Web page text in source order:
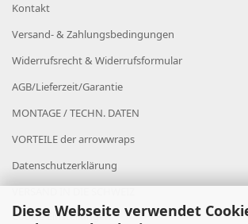
Diese Webseite verwendet
Kontakt
Versand- & Zahlungsbedingungen
Widerrufsrecht & Widerrufsformular
AGB/Lieferzeit/Garantie
MONTAGE / TECHN. DATEN
VORTEILE der arrowwraps
Datenschutzerklärung
Cookie Einstellungen